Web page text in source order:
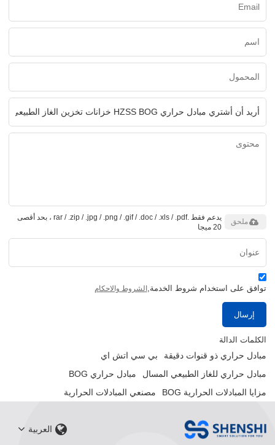
يدعم فقط .rar / .zip / .jpg / .png / .gif / .doc / .xls / .pdf ، بحد أقصى
20 ميجا
ملحق
توافق على استخدام شروط الخدمة,الشروط والاحكام
إرسال
الكلمات الدالة
مبادل حراري ذو قنوات دقيقة
بي سي اتش اي
مبادل حراري للغاز الطبيعي المسال
مبادل حراري BOG
مزايا المبادلات الحرارية BOG
مصنعي المبادلات الحرارية
العربية